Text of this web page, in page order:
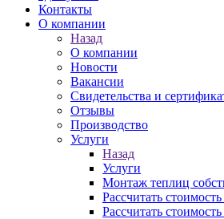
Контакты
О компании
Назад
О компании
Новости
Вакансии
Свидетельства и
Отзывы
Производство
Услуги
Назад
Услуги
Монтаж теплиц
Рассчитать
Рассчитать стоимость